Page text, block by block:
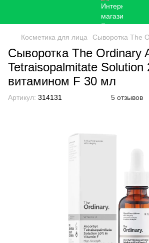
Косметика для лица Сыворотка The
Сыворотка The Ordinary
Tetraisopalmitate Solution
витамином F 30 мл
Артикул: 314131 5 отзывов